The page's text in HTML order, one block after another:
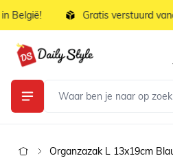
Ga naar de inhoud
België! Gratis verstuurd
Organzazak L 13x19cm